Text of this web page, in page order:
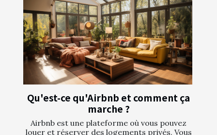
Qu'est-ce qu'Airbnb et comment ça
marche ?
Airbnb est une plateforme où vous pouvez
louer et réserver des logements privés. Vous